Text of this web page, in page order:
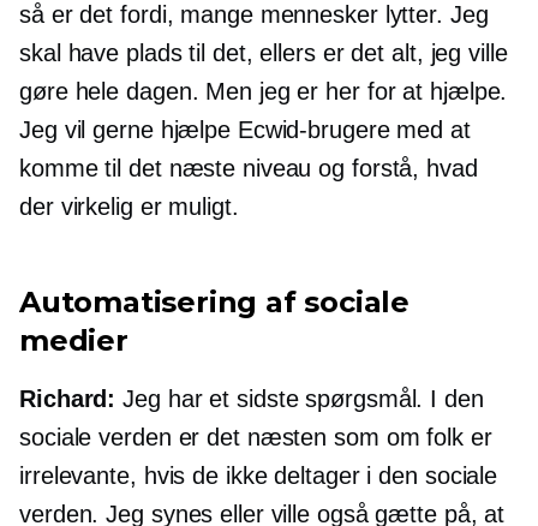
så er det fordi, mange mennesker lytter. Jeg
skal have plads til det, ellers er det alt, jeg ville
gøre hele dagen. Men jeg er her for at hjælpe.
Jeg vil gerne hjælpe Ecwid-brugere med at
komme til det næste niveau og forstå, hvad
der virkelig er muligt.
Automatisering af sociale
medier
Richard: Jeg har et sidste spørgsmål. I den
sociale verden er det næsten som om folk er
irrelevante, hvis de ikke deltager i den sociale
verden. Jeg synes eller ville også gætte på, at